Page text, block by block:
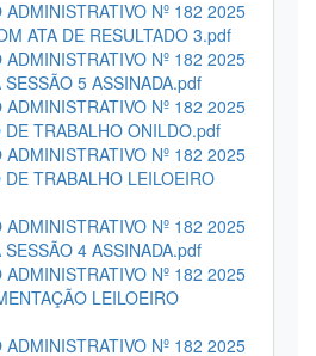
ADMINISTRATIVO Nº 182 2025
ATA DE RESULTADO 3.pdf
ADMINISTRATIVO Nº 182 2025
SESSÃO 5 ASSINADA.pdf
ADMINISTRATIVO Nº 182 2025
DE TRABALHO ONILDO.pdf
ADMINISTRATIVO Nº 182 2025
TRABALHO LEILOEIRO
ADMINISTRATIVO Nº 182 2025
SESSÃO 4 ASSINADA.pdf
ADMINISTRATIVO Nº 182 2025
LEILOEIRO
ADMINISTRATIVO Nº 182 2025